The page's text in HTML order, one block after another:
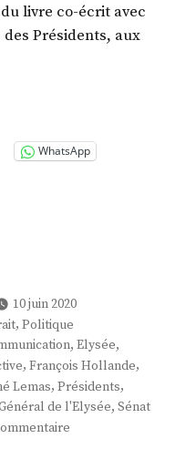
livre co-écrit avec
des Présidents, aux
WhatsApp
10 juin 2020
, Politique
, Elysée,
, François Hollande,
Lemas, Présidents,
de l'Elysée, Sénat